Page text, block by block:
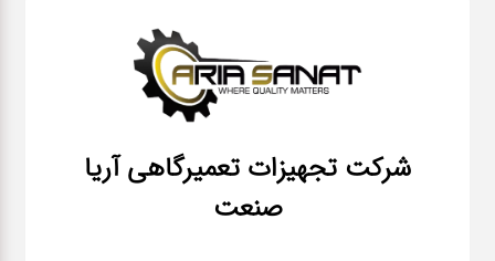
شرکت تجهیزات تعمیرگاهی آریا
صنعت